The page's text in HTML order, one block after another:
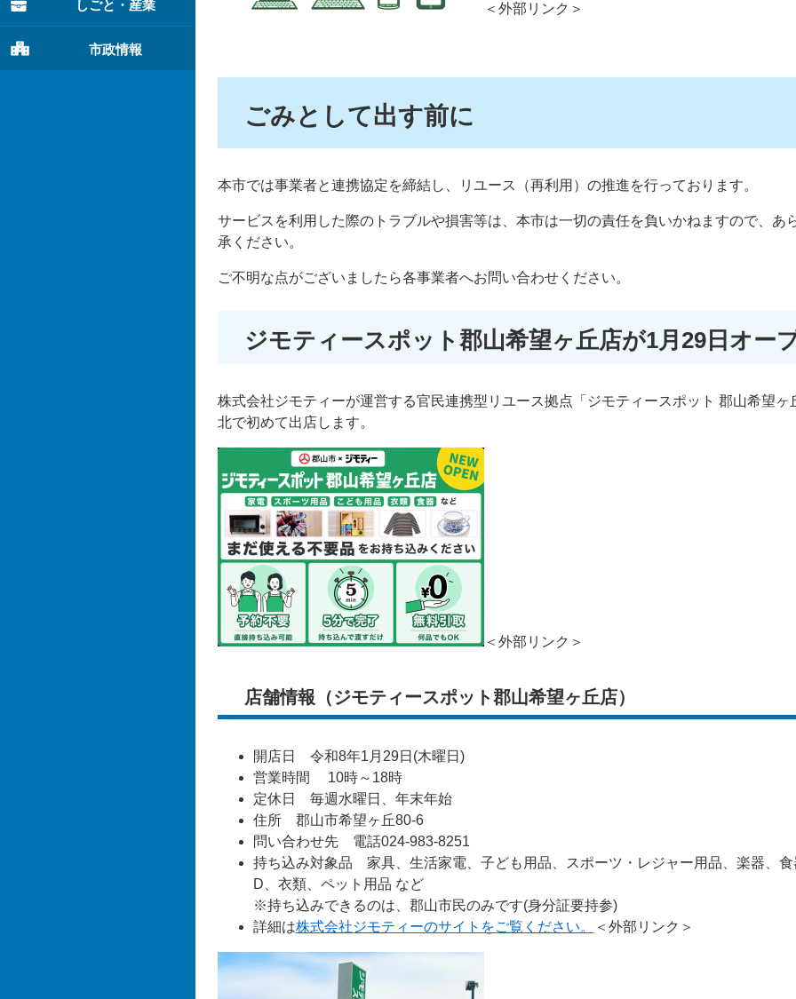
しごと・産業
市政情報
＜外部リンク＞
ごみとして出す前に
本市では事業者と連携協定を締結し、リユース（再利用）の推進を行っております。
サービスを利用した際のトラブルや損害等は、本市は一切の責任を負いかねますので、あ
承ください。
ご不明な点がございましたら各事業者へお問い合わせください。
ジモティースポット郡山希望ヶ丘店が1月29日オー
株式会社ジモティーが運営する官民連携型リユース拠点「ジモティースポット 郡山希望ヶ
北で初めて出店します。
＜外部リンク＞
店舗情報（ジモティースポット郡山希望ヶ丘店）
開店日 令和8年1月29日(木曜日)
営業時間 10時～18時
定休日 毎週水曜日、年末年始
住所 郡山市希望ヶ丘80-6
問い合わせ先 電話024-983-8251
持ち込み対象品 家具、生活家電、子ども用品、スポーツ・レジャー用品、楽器、食
D、衣類、ペット用品 など
※持ち込みできるのは、郡山市民のみです(身分証要持参)
詳細は株式会社ジモティーのサイトをご覧ください。 ＜外部リンク＞